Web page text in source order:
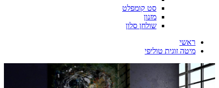
סט קומפלט
מזנון
שולחן סלון
ראשי
מיטה זוגית טוליפי